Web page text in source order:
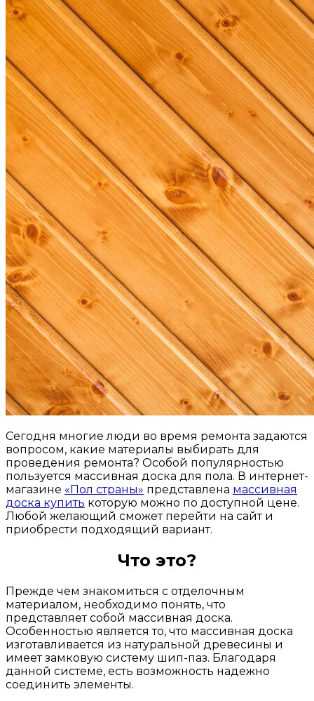
Сегодня многие люди во время ремонта задаются
вопросом, какие материалы выбирать для
проведения ремонта? Особой популярностью
пользуется массивная доска для пола. В интернет-
магазине «Пол страны» представлена массивная
доска купить которую можно по доступной цене.
Любой желающий сможет перейти на сайт и
приобрести подходящий вариант.
Что это?
Прежде чем знакомиться с отделочным
материалом, необходимо понять, что
представляет собой массивная доска.
Особенностью является то, что массивная доска
изготавливается из натуральной древесины и
имеет замковую систему шип-паз. Благодаря
данной системе, есть возможность надежно
соединить элементы.